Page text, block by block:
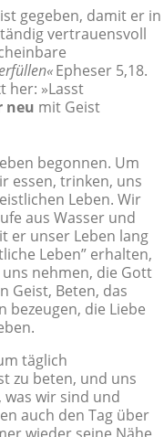
gegeben, damit er in
vertrauensvoll
Epheser 5,18.
her: »Lasst
neu mit Geist
begonnen. Um
essen, trinken, uns
Leben. Wir
aus Wasser und
er unser Leben lang
Leben” erhalten,
nehmen, die Gott
Geist, Beten, das
bezeugen, die Liebe
täglich
zu beten, und uns
wir sind und
auch den Tag über